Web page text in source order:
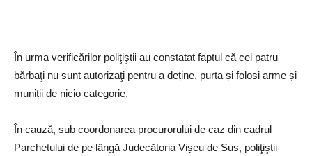
În urma verificărilor poliţiştii au constatat faptul că cei patru
bărbaţi nu sunt autorizaţi pentru a deține, purta și folosi arme și
muniții de nicio categorie.
În cauză, sub coordonarea procurorului de caz din cadrul
Parchetului de pe lângă Judecătoria Vișeu de Sus, poliţiştii